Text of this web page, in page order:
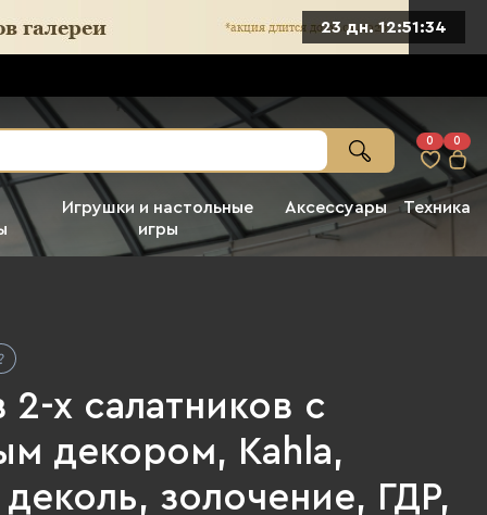
23 дн. 12:51:33
0 0
Игрушки и настольные
игры
Аксессуары Техника
2-х салатников с
декором, Kahla,
золочение, ГДР,